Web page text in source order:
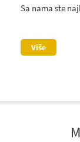
Sa nama ste
Više